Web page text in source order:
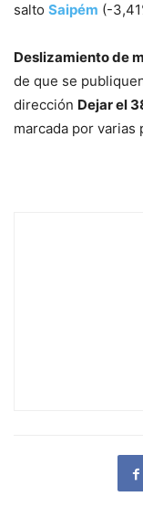
salto Saipém (-
Deslizamiento de
de que se
dirección Dejar el
marcada por varias